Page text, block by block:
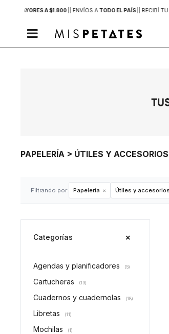
MAYORES A $1.800 | ENVÍOS A TODO EL PAÍS | RECIBÍ

PAPELERÍA > ÚTILES Y ACCESORIOS
Filtrando por: Papelería Útiles y accesorios
Categorías
Agendas y planificadores (5)
Cartucheras (13)
Cuadernos y cuadernolas (18)
Libretas (11)
Mochilas (1)